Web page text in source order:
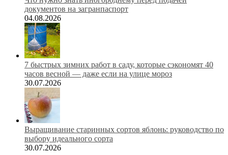
документов на загранпаспорт
04.08.2026
7 быстрых зимних работ в саду, которые сэкономят 40
часов весной — даже если на улице мороз
30.07.2026
Выращивание старинных сортов яблонь: руководство по
выбору идеального сорта
30.07.2026